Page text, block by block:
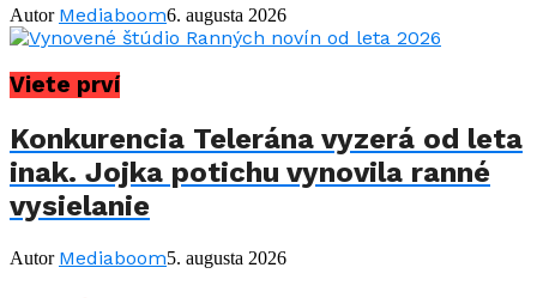
Autor Mediaboom6. augusta 2026
Viete prví
Konkurencia Telerána vyzerá od leta
inak. Jojka potichu vynovila ranné
vysielanie
Autor Mediaboom5. augusta 2026